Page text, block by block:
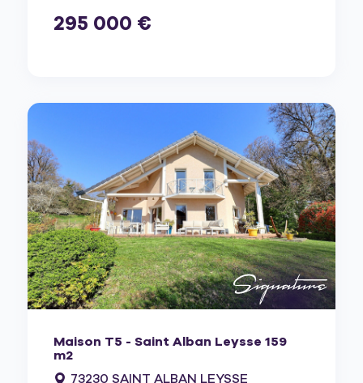
295 000 €
Maison T5 - Saint Alban Leysse 159
m2
73230 SAINT ALBAN LEYSSE